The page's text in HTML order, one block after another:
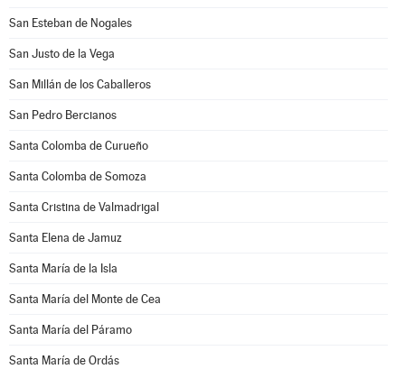
San Esteban de Nogales
San Justo de la Vega
San Millán de los Caballeros
San Pedro Bercianos
Santa Colomba de Curueño
Santa Colomba de Somoza
Santa Cristina de Valmadrigal
Santa Elena de Jamuz
Santa María de la Isla
Santa María del Monte de Cea
Santa María del Páramo
Santa María de Ordás